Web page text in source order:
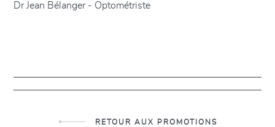
Dr Jean Bélanger - Optométriste
RETOUR AUX PROMOTIONS